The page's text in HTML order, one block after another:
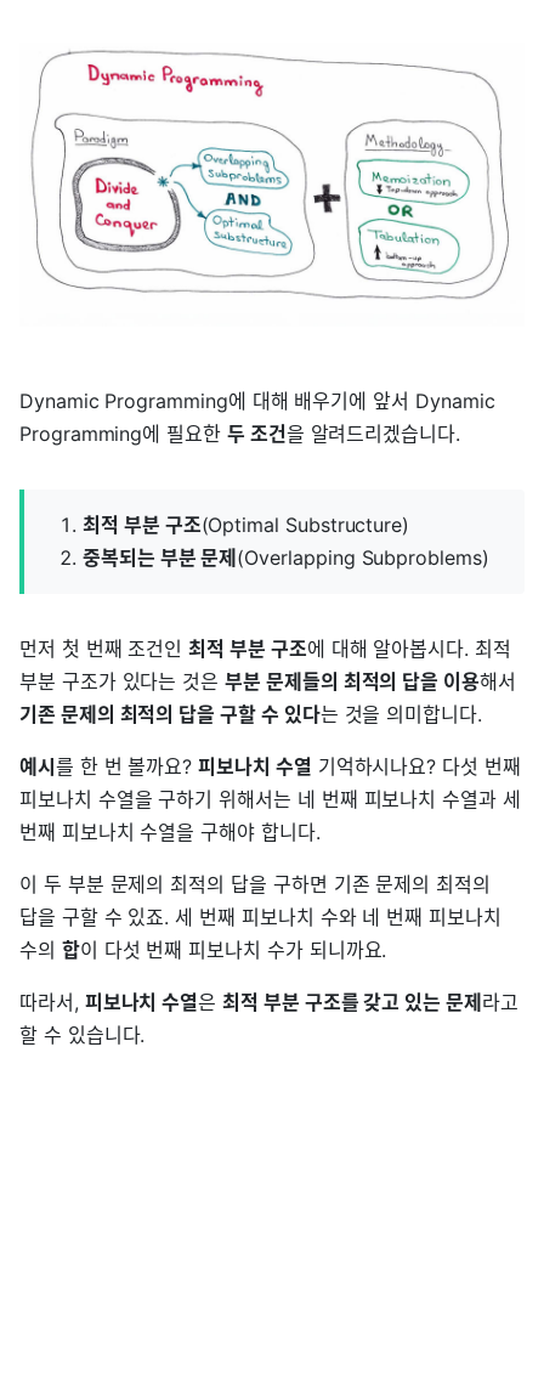
Dynamic Programming에 대해 배우기에 앞서 Dynamic
Programming에 필요한 두 조건을 알려드리겠습니다.
최적 부분 구조(Optimal Substructure)
중복되는 부분 문제(Overlapping Subproblems)
먼저 첫 번째 조건인최적 부분 구조에 대해 알아봅시다. 최적
부분 구조가 있다는 것은부분 문제들의 최적의 답을 이용해서
기존 문제의 최적의 답을 구할 수 있다는 것을 의미합니다.
예시를 한 번 볼까요?피보나치 수열 기억하시나요? 다섯 번째
피보나치 수열을 구하기 위해서는 네 번째 피보나치 수열과 세
번째 피보나치 수열을 구해야 합니다.
이 두 부분 문제의 최적의 답을 구하면 기존 문제의 최적의
답을 구할 수 있죠. 세 번째 피보나치 수와 네 번째 피보나치
수의 합이 다섯 번째 피보나치 수가 되니까요.
따라서, 피보나치 수열은최적 부분 구조를 갖고 있는 문제라고
할 수 있습니다.